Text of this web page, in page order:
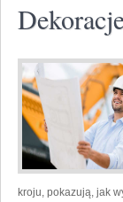
kroju, pokazują, jak